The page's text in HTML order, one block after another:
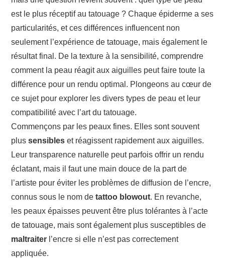
ÉVÉNEMENTS
INSPIRATION
SOINS DES TATOUAGES
est le plus réceptif au tatouage ? Chaque épiderme a ses
particularités, et ces différences influencent non
seulement l’expérience de tatouage, mais également le
résultat final. De la texture à la sensibilité, comprendre
comment la peau réagit aux aiguilles peut faire toute la
différence pour un rendu optimal. Plongeons au cœur de
ce sujet pour explorer les divers types de peau et leur
compatibilité avec l’art du tatouage.
Commençons par les peaux fines. Elles sont souvent
plussensibles et réagissent rapidement aux aiguilles.
Leur transparence naturelle peut parfois offrir un rendu
éclatant, mais il faut une main douce de la part de
l’artiste pour éviter les problèmes de diffusion de l’encre,
connus sous le nom detattoo blowout. En revanche,
les peaux épaisses peuvent être plus tolérantes à l’acte
de tatouage, mais sont également plus susceptibles de
maltraiter l’encre si elle n’est pas correctement
appliquée.